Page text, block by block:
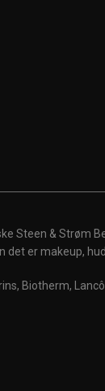
Steen & Strøm
er makeup,
Biotherm,